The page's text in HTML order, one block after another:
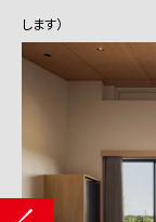
します）